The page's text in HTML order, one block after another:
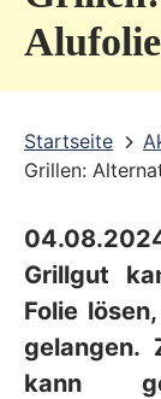
Alufolie
Startseite
Grillen:
Grillgut
Folie
gelangen.
kann